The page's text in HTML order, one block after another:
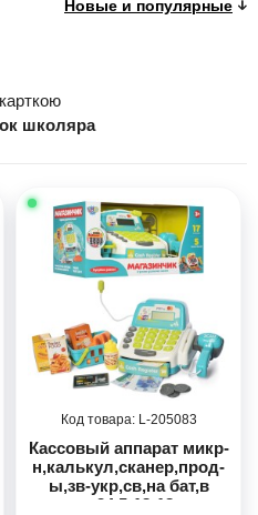
школяра
205083
Кассовый аппарат микр-
н,калькул,сканер,прод-
ы,зв-укр,св,на бат,в
кор,34,5-18-18см